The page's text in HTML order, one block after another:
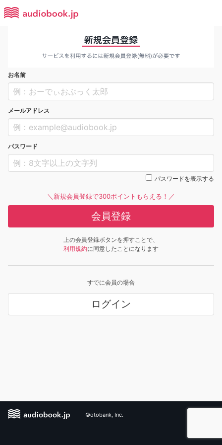
お名前
メールアドレス
パスワード
パスワードを表示する
＼新規会員登録で300ポイントもらえる！／
会員登録
上の会員登録ボタンを押すことで、
利用規約に同意したことになります
すでに会員の場合
ログイン
©otobank, Inc.